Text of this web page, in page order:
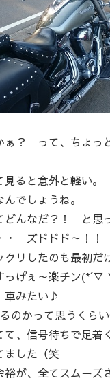
ぁ？ って、ちょっ
ると意外と軽い。
でしょうね。
どんなだ？！ と思
・ ズドドド～！
リしたのも最初だ
げぇ～楽チン(*´▽
車みたい♪
のかって思うくらい
て、信号待ちで足着
した（笑
裕が、全てスムーズ